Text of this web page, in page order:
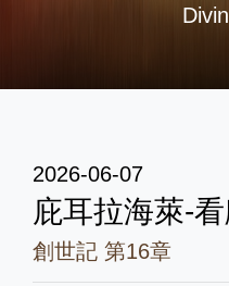
2026-06-07
庇耳拉海萊-
創世記 第16章